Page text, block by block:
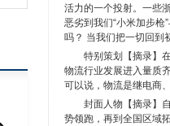
活力的一个投射。一些
恶劣到我们“小米加步
吗？ 当我们把一切回到
特别策划【摘录】
物流行业发展进入量质
可以说，物流是继电商
封面人物【摘录】
势领跑，再到全国区域